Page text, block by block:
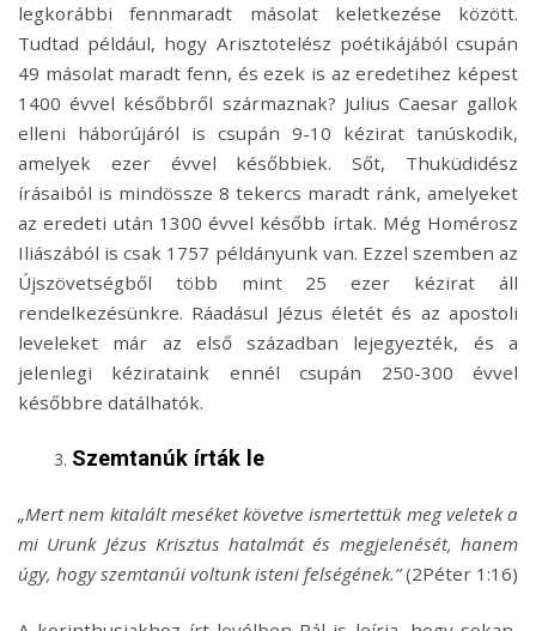
legkorábbi fennmaradt másolat keletkezése között.
Tudtad például, hogy Arisztotelész poétikájából csupán
49 másolat maradt fenn, és ezek is az eredetihez képest
1400 évvel későbbről származnak? Julius Caesar gallok
elleni háborújáról is csupán 9-10 kézirat tanúskodik,
amelyek ezer évvel későbbiek. Sőt, Thuküdidész
írásaiból is mindössze 8 tekercs maradt ránk, amelyeket
az eredeti után 1300 évvel később írtak. Még Homérosz
Iliászából is csak 1757 példányunk van. Ezzel szemben az
Újszövetségből több mint 25 ezer kézirat áll
rendelkezésünkre. Ráadásul Jézus életét és az apostoli
leveleket már az első században lejegyezték, és a
jelenlegi kézirataink ennél csupán 250-300 évvel
későbbre datálhatók.
Szemtanúk írták le
„Mert nem kitalált meséket követve ismertettük meg veletek a
mi Urunk Jézus Krisztus hatalmát és megjelenését, hanem
úgy, hogy szemtanúi voltunk isteni felségének.”(2Péter 1:16)